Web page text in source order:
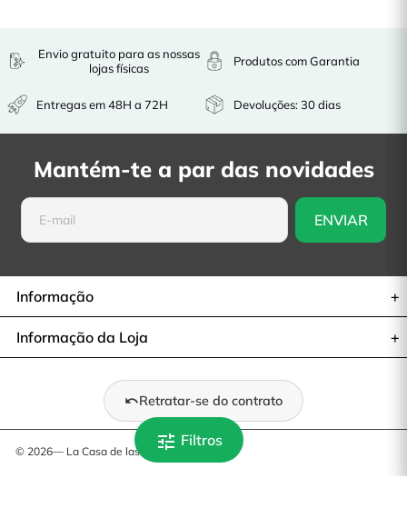
tune Filtros
Envio gratuito para as nossas
lojas físicas
Entregas em 48H a 72H
Produtos com Garantia
Devoluções: 30 dias
Mantém-te a par das novidades
Informação
Informação da Loja
Retratar-se do contrato
© 2026— La Casa de las Carcasas